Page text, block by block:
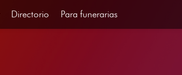
Directorio Para funerarias